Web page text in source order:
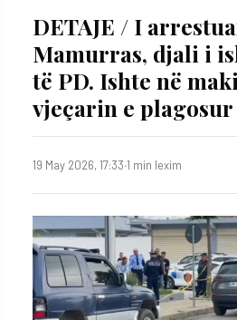
DETAJE / I
Mamurras, djali i
të PD. Ishte në
vjeçarin e
19 May 2026, 17:33·1 min lexim